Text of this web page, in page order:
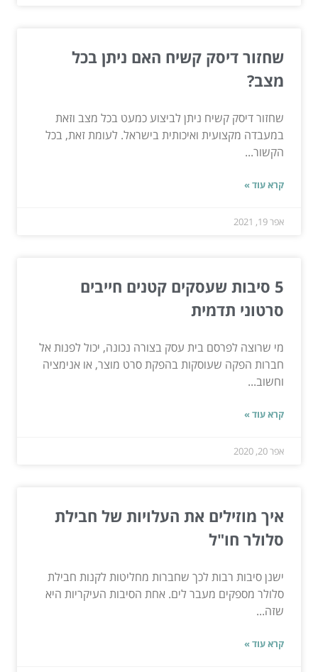
שחזור דיסק קשיח האם ניתן בכל
מצב?
שחזור דיסק קשיח ניתן לביצוע כמעט בכל מצב וזאת
במעבדה מקצועית ואיכותית בישראל. לעומת זאת, בכל
הקשור...
קרא עוד »
אפר 19, 2021
5 סיבות שעסקים קטנים חייבים
סרטוני תדמית
מי שרוצה לפרסם בית עסק בצורה נכונה, יכול לפנות אל
חברות הפקה שעוסקות בהפקת סרט מוצר, או אנימציה
וחשוב...
קרא עוד »
אפר 20, 2020
איך מוזילים את העלויות של חבילת
סלולר חו"ל
ישנן סיבות רבות לכך שחברות מחליטות לקנות חבילת
סלולר מספקים מעבר לים. אחת הסיבות העיקריות היא
שזה...
קרא עוד »